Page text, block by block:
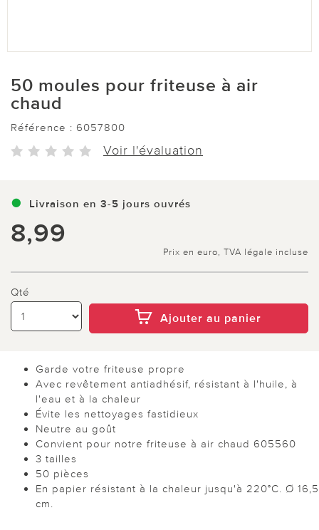
50 moules pour friteuse à air
chaud
Référence : 6057800
Voir l'évaluation
Livraison en 3-5 jours ouvrés
8,99
Prix en euro, TVA légale incluse
Qté
Ajouter au panier
Garde votre friteuse propre
Avec revêtement antiadhésif, résistant à l'huile, à
l'eau et à la chaleur
Évite les nettoyages fastidieux
Neutre au goût
Convient pour notre friteuse à air chaud 605560
3 tailles
50 pièces
En papier résistant à la chaleur jusqu'à 220°C. Ø 16,5
cm.